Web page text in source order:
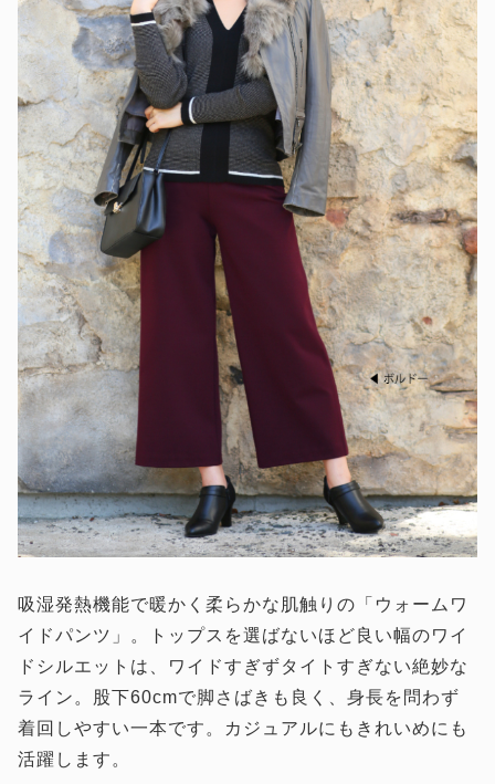
吸湿発熱機能で暖かく柔らかな肌触りの「ウォームワ
イドパンツ」。トップスを選ばないほど良い幅のワイ
ドシルエットは、ワイドすぎずタイトすぎない絶妙な
ライン。股下60cmで脚さばきも良く、身長を問わず
着回しやすい一本です。カジュアルにもきれいめにも
活躍します。